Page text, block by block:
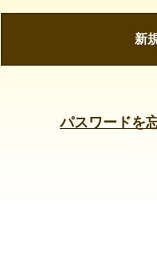
新
パスワードを